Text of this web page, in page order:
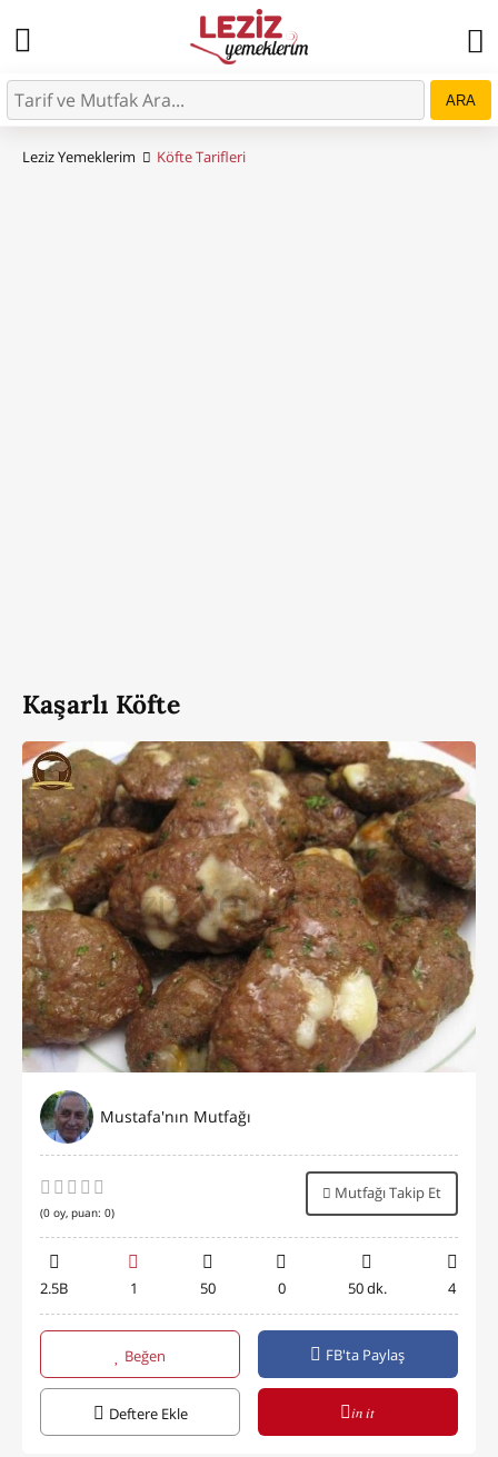
ARA
Leziz Yemeklerim Köfte Tarifleri
Kaşarlı Köfte
Mustafa'nın Mutfağı
(0 oy, puan: 0)
Mutfağı Takip Et
2.5B 1 50 0 50 dk. 4
Beğen FB'ta Paylaş
Deftere Ekle in it